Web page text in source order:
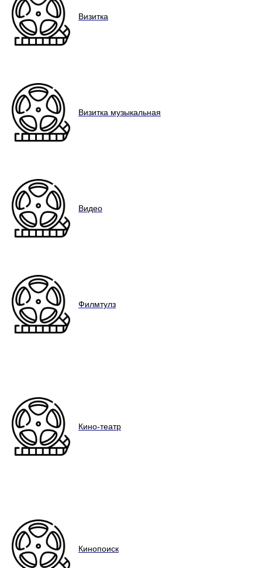
Визитка
Визитка музыкальная
Видео
Филмтулз
Кино-театр
Кинопоиск